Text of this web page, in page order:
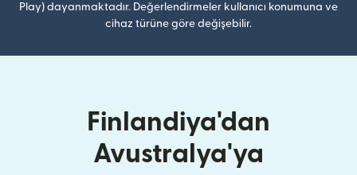
Play) dayanmaktadır. Değerlendirmeler kullanıcı konumuna ve
cihaz türüne göre değişebilir.
Finlandiya'dan
Avustralya'ya